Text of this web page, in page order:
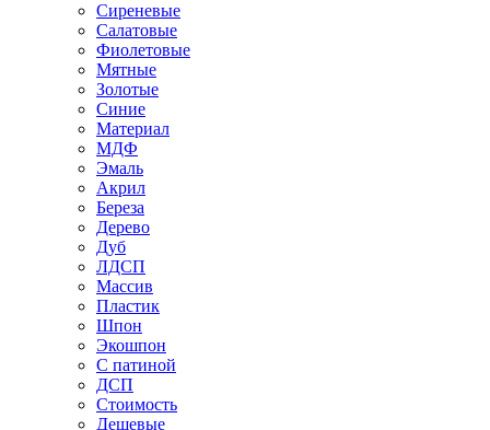
Сиреневые
Салатовые
Фиолетовые
Мятные
Золотые
Синие
Материал
МДФ
Эмаль
Акрил
Береза
Дерево
Дуб
ЛДСП
Массив
Пластик
Шпон
Экошпон
С патиной
ДСП
Стоимость
Дешевые